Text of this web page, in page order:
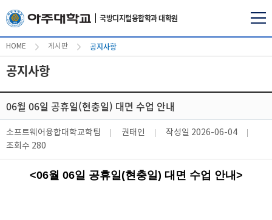
국방디지털융합학과 대학원
HOME 게시판 공지사항
공지사항
06월 06일 공휴일(현충일) 대면 수업 안내
소프트웨어융합대학교학팀 권태인 작성일 2026-06-04
조회수 280
<06월 06일 공휴일(현충일) 대면 수업 안내>